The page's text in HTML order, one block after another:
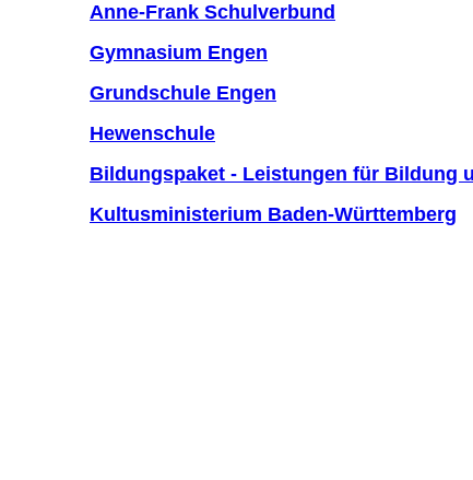
Anne-Frank Schulverbund
Gymnasium Engen
Grundschule Engen
Hewenschule
Bildungspaket - Leistungen für Bildung
Kultusministerium Baden-Württemberg